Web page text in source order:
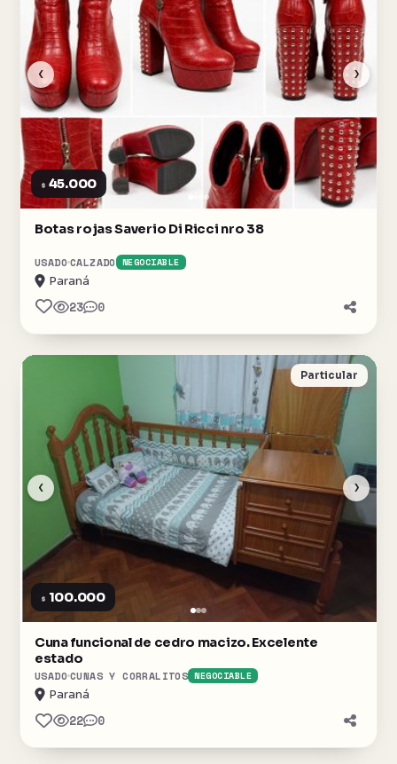
‹ ›
$ 45.000
Botas rojas Saverio Di Ricci nro 38
USADO CALZADO NEGOCIABLE
Paraná
23 0
‹ ›
Particular
$ 100.000
Cuna funcional de cedro macizo. Excelente
estado
USADO CUNAS Y CORRALITOS NEGOCIABLE
Paraná
22 0